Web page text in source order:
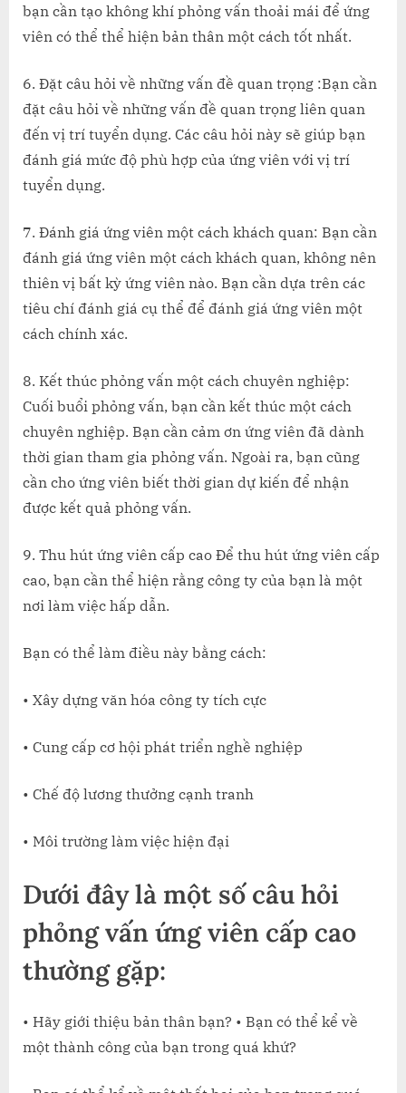
bạn cần tạo không khí phỏng vấn thoải mái để ứng
viên có thể thể hiện bản thân một cách tốt nhất.
6. Đặt câu hỏi về những vấn đề quan trọng :Bạn cần
đặt câu hỏi về những vấn đề quan trọng liên quan
đến vị trí tuyển dụng. Các câu hỏi này sẽ giúp bạn
đánh giá mức độ phù hợp của ứng viên với vị trí
tuyển dụng.
7. Đánh giá ứng viên một cách khách quan: Bạn cần
đánh giá ứng viên một cách khách quan, không nên
thiên vị bất kỳ ứng viên nào. Bạn cần dựa trên các
tiêu chí đánh giá cụ thể để đánh giá ứng viên một
cách chính xác.
8. Kết thúc phỏng vấn một cách chuyên nghiệp:
Cuối buổi phỏng vấn, bạn cần kết thúc một cách
chuyên nghiệp. Bạn cần cảm ơn ứng viên đã dành
thời gian tham gia phỏng vấn. Ngoài ra, bạn cũng
cần cho ứng viên biết thời gian dự kiến để nhận
được kết quả phỏng vấn.
9. Thu hút ứng viên cấp cao Để thu hút ứng viên cấp
cao, bạn cần thể hiện rằng công ty của bạn là một
nơi làm việc hấp dẫn.
Bạn có thể làm điều này bằng cách:
• Xây dựng văn hóa công ty tích cực
• Cung cấp cơ hội phát triển nghề nghiệp
• Chế độ lương thưởng cạnh tranh
• Môi trường làm việc hiện đại
Dưới đây là một số câu hỏi
phỏng vấn ứng viên cấp cao
thường gặp:
• Hãy giới thiệu bản thân bạn? • Bạn có thể kể về
một thành công của bạn trong quá khứ?